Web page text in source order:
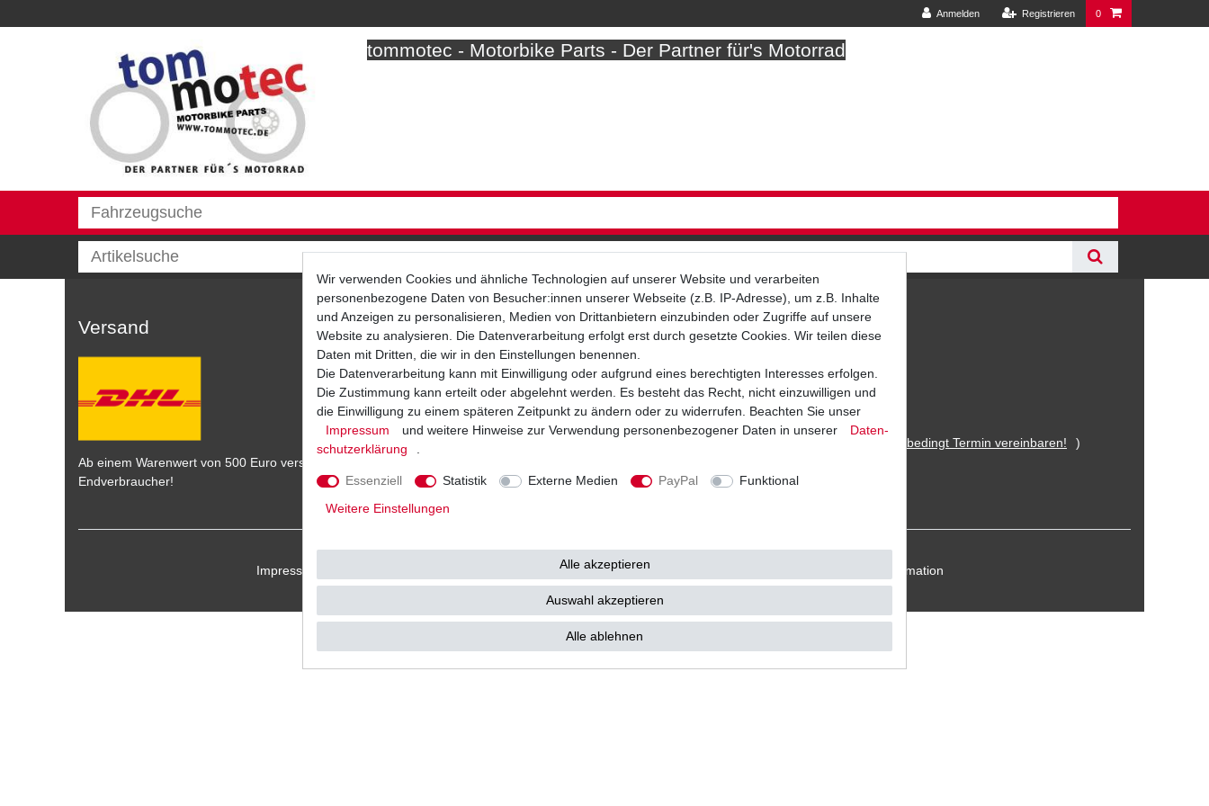
Anmelden Registrieren 0
tommotec - Motorbike Parts - Der Partner für's Motorrad
Versand
Ab einem Warenwert von 500 Euro versenden wir die Ware kostenlos zu Ihnen als
Endverbraucher!
Bezahlarten
Bitte unbedingt Termin vereinbaren! )
Impressum Widerrufs­recht Kontakt / Reklamation
Wir verwenden Cookies und ähnliche Technologien auf unserer Website und verarbeiten
personenbezogene Daten von Besucher:innen unserer Webseite (z.B. IP-Adresse), um z.B. Inhalte
und Anzeigen zu personalisieren, Medien von Drittanbietern einzubinden oder Zugriffe auf unsere
Website zu analysieren. Die Datenverarbeitung erfolgt erst durch gesetzte Cookies. Wir teilen diese
Daten mit Dritten, die wir in den Einstellungen benennen.
Die Datenverarbeitung kann mit Einwilligung oder aufgrund eines berechtigten Interesses erfolgen.
Die Zustimmung kann erteilt oder abgelehnt werden. Es besteht das Recht, nicht einzuwilligen und
die Einwilligung zu einem späteren Zeitpunkt zu ändern oder zu widerrufen. Beachten Sie unser
Impressum
und weitere Hinweise zur Verwendung personenbezogener Daten in unserer
Daten­
schutz­erklärung
Essenziell Statistik Externe Medien PayPal
Funktional
Weitere Einstellungen
Alle akzeptieren
Auswahl akzeptieren
Alle ablehnen